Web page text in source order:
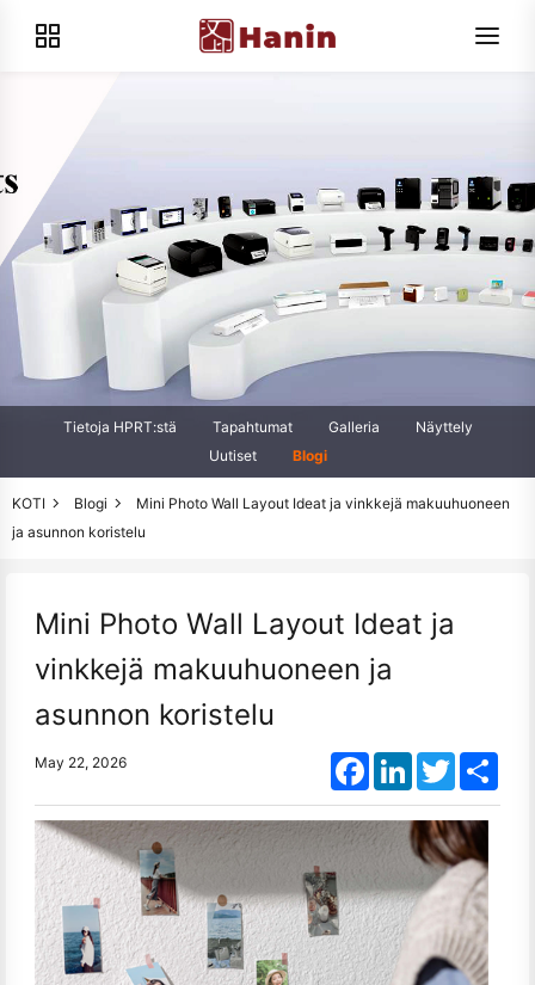
Tietoja HPRT:stä Tapahtumat Galleria
Näyttely
Uutiset
Blogi
KOTI Blogi
Mini Photo Wall Layout Ideat ja vinkkejä makuuhuoneen
ja asunnon koristelu
Mini Photo Wall Layout Ideat ja
vinkkejä makuuhuoneen ja
asunnon koristelu
May 22, 2026 FacebookLinkedInTwitter